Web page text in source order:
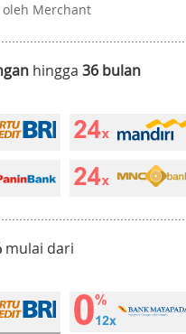
Merchant
hingga 36 bulan
mulai dari